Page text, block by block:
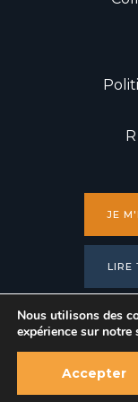
JE
LIRE
2019 ©
Nous utilisons des
expérience sur notre
Accepter